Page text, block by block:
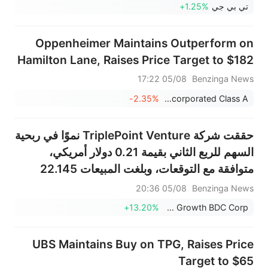
تي بي جي +1.25%
Oppenheimer Maintains Outperform on
Hamilton Lane, Raises Price Target to $182
Benzinga News
05/08 17:22
Hamilton Lane Incorporated Class A
-2.35%
حققت شركة TriplePoint Venture نموًا في ربحية
السهم للربع الثاني بقيمة 0.21 دولار أمريكي،
متوافقة مع التوقعات، وبلغت المبيعات 22.145
مليون دولار أمريكي، بينما كانت أقل من التوقعات
البالغة 23.195 مليون دولار أمريكي.
Benzinga News
05/08 20:36
TriplePoint Venture Growth BDC Corp.
+13.20%
UBS Maintains Buy on TPG, Raises Price
Target to $65